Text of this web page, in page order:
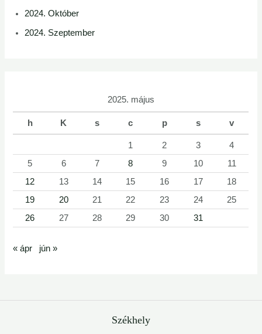
2024. Október
2024. Szeptember
2025. május
h K s c p s v
1 2 3
4
5
6 7 8 9 10
11
12
13 14 15 16 17
18
19
20 21 22 23 24
25
26
27 28 29 30 31
« ápr jún »
Székhely